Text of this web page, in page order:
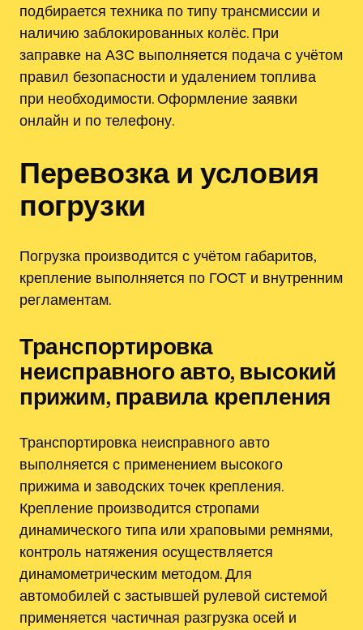
подбирается техника по типу трансмиссии и
наличию заблокированных колёс. При
заправке на АЗС выполняется подача с учётом
правил безопасности и удалением топлива
при необходимости. Оформление заявки
онлайн и по телефону.
Перевозка и условия
погрузки
Погрузка производится с учётом габаритов‚
крепление выполняется по ГОСТ и внутренним
регламентам.
Транспортировка
неисправного авто‚ высокий
прижим‚ правила крепления
Транспортировка неисправного авто
выполняется с применением высокого
прижима и заводских точек крепления.
Крепление производится стропами
динамического типа или храповыми ремнями‚
контроль натяжения осуществляется
динамометрическим методом. Для
автомобилей с застывшей рулевой системой
применяется частичная разгрузка осей и